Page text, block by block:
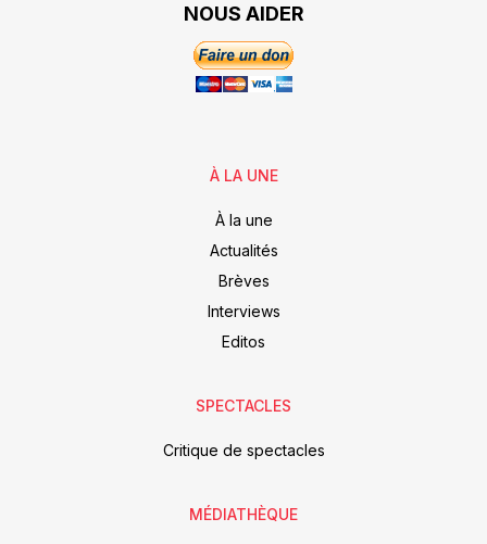
NOUS AIDER
À LA UNE
À la une
Actualités
Brèves
Interviews
Editos
SPECTACLES
Critique de spectacles
MÉDIATHÈQUE